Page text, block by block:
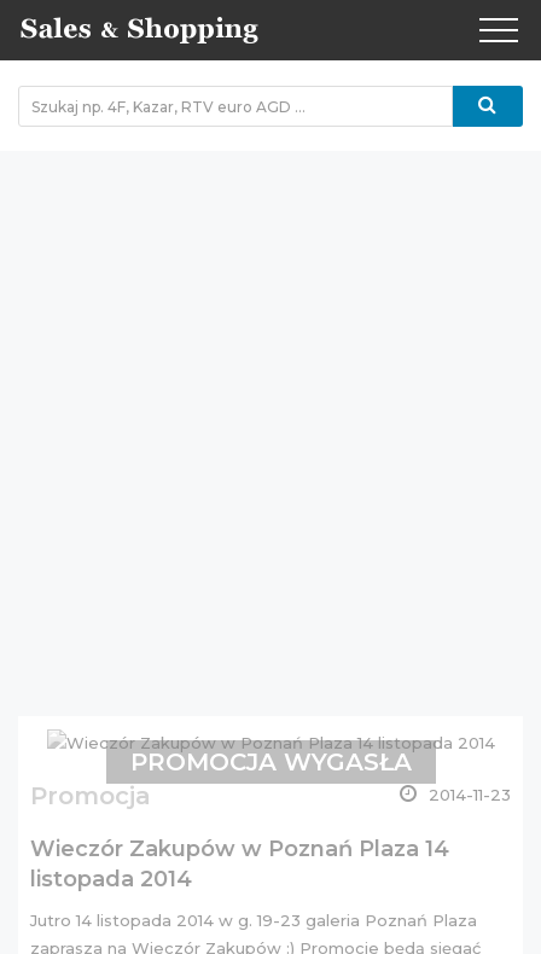
Promocja 2014-11-23
Wieczór Zakupów w Poznań Plaza 14
listopada 2014
Jutro 14 listopada 2014 w g. 19-23 galeria Poznań Plaza
zaprasza na Wieczór Zakupów :) Promocje będą sięgać
PROMOCJA WYGASŁA